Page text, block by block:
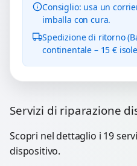
Consiglio: usa un
imballa con cura.
Spedizione di ritorno
continentale – 15 €
Servizi di riparazione
Scopri nel dettaglio i 19
dispositivo.